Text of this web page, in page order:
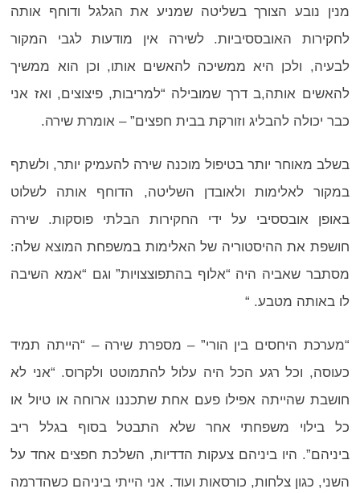
מנין נובע הצורך בשליטה שמניע את הגלגל ודוחף אותה
לחקירות האובססיביות. לשירה אין מודעות לגבי המקור
לבעיה, ולכן היא ממשיכה להאשים אותו, וכן הוא ממשיך
להאשים אותה,ב דרך שמובילה “למריבות, פיצוצים, ואז אני
כבר יכולה להבליג וזורקת בבית חפצים” – אומרת שירה.
בשלב מאוחר יותר בטיפול מוכנה שירה להעמיק יותר, ולשתף
במקור לאלימות ולאובדן השליטה, הדוחף אותה לשלוט
באופן אובססיבי על ידי החקירות הבלתי פוסקות. שירה
חושפת את ההיסטוריה של האלימות במשפחת המוצא שלה:
מסתבר שאביה היה “אלוף בהתפוצצויות” וגם “אמא השיבה
לו באותה מטבע. “
“מערכת היחסים בין הורי” – מספרת שירה – “הייתה תמיד
כעוסה, וכל רגע הכל היה עלול להתמוטט ולקרוס. “אני לא
חושבת שהייתה אפילו פעם אחת שתכננו ארוחה או טיול או
כל בילוי משפחתי אחר שלא התבטל בסוף בגלל ריב
ביניהם”. היו ביניהם צעקות הדדיות, השלכת חפצים אחד על
השני, כגון צלחות, כורסאות ועוד. אני הייתי ביניהם כשהדרמה